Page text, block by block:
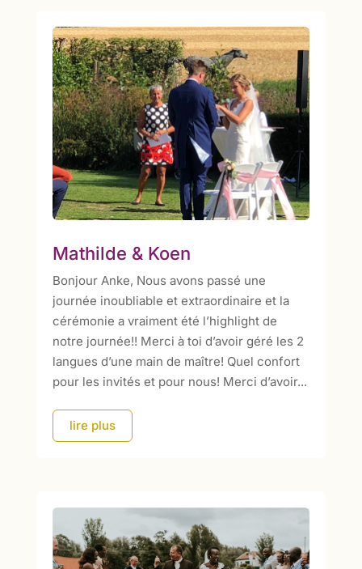
Mathilde & Koen
Bonjour Anke, Nous avons passé une
journée inoubliable et extraordinaire et la
cérémonie a vraiment été l’highlight de
notre journée!! Merci à toi d’avoir géré les 2
langues d’une main de maître! Quel confort
pour les invités et pour nous! Merci d’avoir...
lire plus